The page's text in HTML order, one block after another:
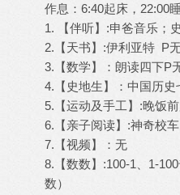
作息：6:40起床，22:00
1. 【伴听】:申爸音乐；
2.【天书】:伊利亚特 P
3.【数学】：朗读四下P
4.【史地生】：中国历史
5.【运动及手工】:晚饭
6.【亲子阅读】:神奇校车
7.【视频】：无
8.【数数】:100-1、1-
数）